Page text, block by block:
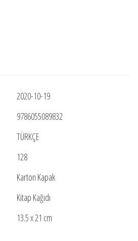
2020-10-19
9786055089832
TÜRKÇE
128
Karton Kapak
Kitap Kağıdı
13.5 x 21 cm